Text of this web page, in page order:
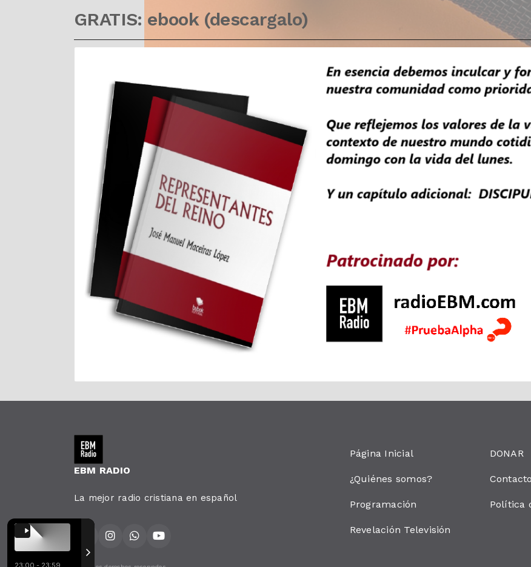
23:00 - 23:59
GRATIS: ebook (descargalo)
EBM RADIO
La mejor radio cristiana en español
Página Inicial
¿Quiénes somos?
Programación
Revelación Televisión
DONAR
Contacto
Política